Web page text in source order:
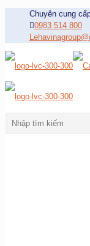
Chuyên cung
0983 514 800